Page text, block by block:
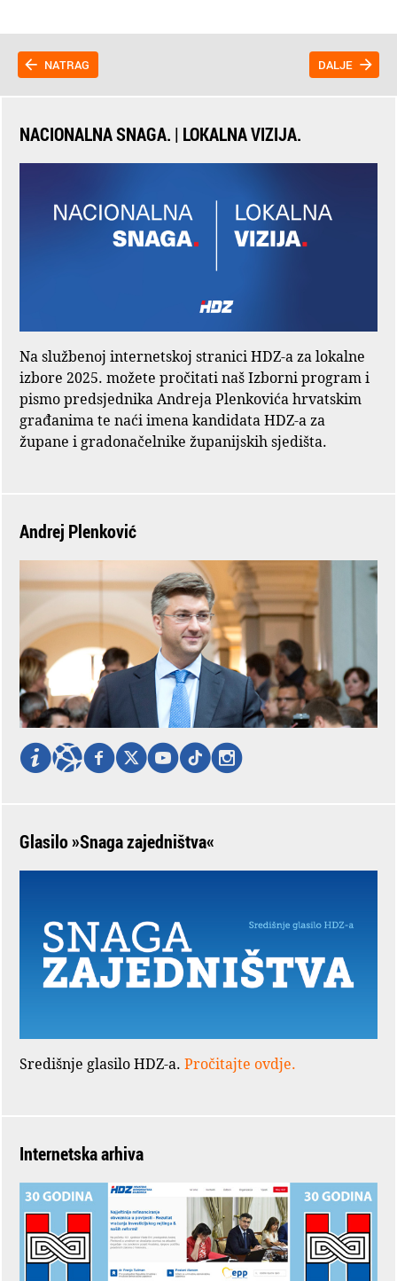
NATRAG DALJE
NACIONALNA SNAGA. | LOKALNA VIZIJA.
Na službenoj internetskoj stranici HDZ-a za lokalne
izbore 2025. možete pročitati naš Izborni program i
pismo predsjednika Andreja Plenkovića hrvatskim
građanima te naći imena kandidata HDZ-a za
župane i gradonačelnike županijskih sjedišta.
Andrej Plenković
Glasilo »Snaga zajedništva«
Središnje glasilo HDZ-a. Pročitajte ovdje.
Internetska arhiva